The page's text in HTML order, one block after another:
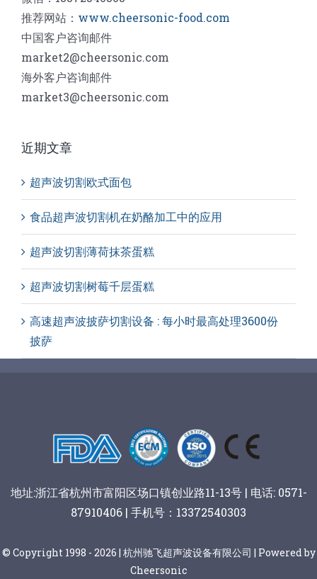
推荐网站： www.cheersonic-food.com
中国客户咨询邮件
market2@cheersonic.com
海外客户咨询邮件
market3@cheersonic.com
近期文章
超声波切割欧式面包
食品超声波切割机在奶酪加工中的应用
超声波切割薄荷抹茶蛋糕
超声波切割树莓千层蛋糕
高速超声波披萨切割设备 : 每小时最高处理3600份
披萨
地址:浙江省杭州市富阳区场口镇创业路11-13号 | 电话: 0571-
87910406 | 手机号：13372540303
© Copyright 1998 - 2026 | 杭州驰飞超声波设备有限公司 | Powered by
Cheersonic